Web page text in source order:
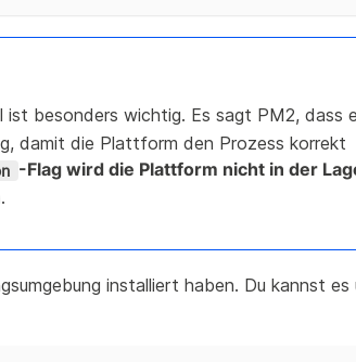
ist besonders wichtig. Es sagt PM2, dass
damit die Plattform den Prozess korrekt
-Flag wird die Plattform nicht in der
.
installiert haben. Du kannst es